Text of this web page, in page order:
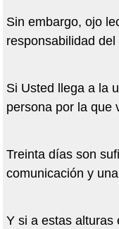
Sin embargo, ojo
responsabilidad
Si Usted llega a la
persona por la que
Treinta días son
comunicación y
Y si a estas alturas